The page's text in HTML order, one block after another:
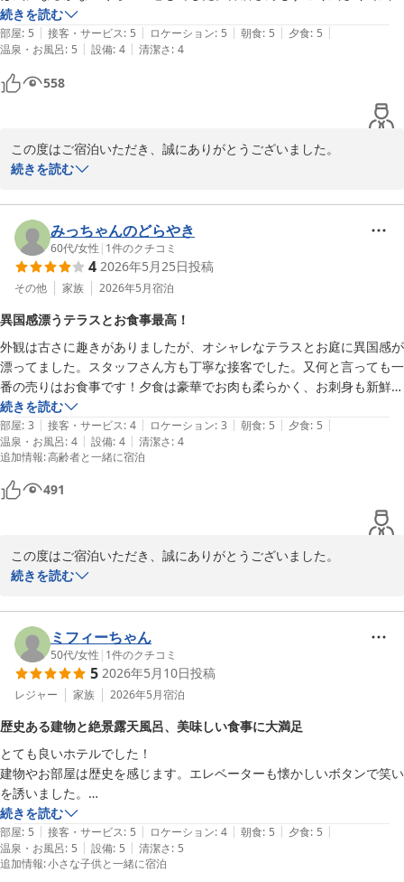
建物には歴史を感じる部分もございますが、その中でお部屋の清掃
についてお褒めいただき、終始リラックスしてお過ごしいただけた
とのお言葉は、清掃スタッフにとって大きな励みでございます。
ぜひまた季節を変えて、自然や温泉、お料理を楽しみにお越しくだ
伏尾温泉 不死王閣
かけて下さり、旅館！という感じでした。すこし古さも感じましたがそ
れも味だなと思えるとてもいいお宿でした＾＾
続きを読む
部屋: 5 | 接客・サービス: 5 | ロケーション: 5 | 朝食: 5 | 夕食: 5 |
温泉・お風呂: 5 | 設備: 4 | 清潔さ: 4
558
この度はご宿泊いただき、誠にありがとうございました。
部屋やお食事、露天風呂につきましてもご満足いただけたご様子
に、大変嬉しく存じます。
仲居の対応につきましても温かいお言葉を頂戴し、「旅館らしさ」
を感じていただけたこと、何より光栄でございます。
一方で、シャワー室につきましてはご期待に添えない部分があり申
し訳ございませんでした。いただいたご意見を今後の改善の参考と
させていただきます。
また、館内の歴史を感じる部分につきましても、「それも味」と温
かく受け止めていただき、大変ありがたく拝読いたしました。
これからも、昔ながらの温かさと快適さを感じていただける宿を目
指して努めてまいります。
スタッフ一同、心よりお待ち申し上げております。
伏尾温泉 不死王閣
続きを読む
みっちゃんのどらやき
60代/女性 | 1件のクチコミ
4 2026年5月25日投稿
その他 家族 2026年5月宿泊
異国感漂うテラスとお食事最高！
外観は古さに趣きがありましたが、オシャレなテラスとお庭に異国感が
漂ってました。スタッフさん方も丁寧な接客でした。又何と言っても一
番の売りはお食事です！夕食は豪華でお肉も柔らかく、お刺身も新鮮で
全て美味しく頂きました。翌朝の朝食バイキングも充実しており、特に
おにぎりがお気に入りで小ぶりで美味しいので何個頂いた事でしょう？
帰り際にホテル内で無人の朝一のお野菜を購入して帰りお安くてありが
たかったです。また是非今度は主人、娘達と訪れたいと思っておりま
す。
続きを読む
部屋: 3 | 接客・サービス: 4 | ロケーション: 3 | 朝食: 5 | 夕食: 5 |
温泉・お風呂: 4 | 設備: 4 | 清潔さ: 4
追加情報:高齢者と一緒に宿泊
491
この度はご宿泊いただき、誠にありがとうございました。
間もお楽しみいただけたとのこと、大変嬉しく拝読いたしました。
また、スタッフの接客につきましても温かいお言葉を頂戴し、心よ
り御礼申し上げます。
ございます。ご夕食のお肉や新鮮なお刺身、朝食バイキングまでご
満足いただき、特におにぎりをたくさん召し上がっていただけたと
のこと、スタッフ一同とても嬉しく存じます。
さらに、館内で販売しております朝採れ野菜までご利用いただき、
ありがとうございます。地元ならではの魅力も感じていただけまし
たら何よりでございます。
続きを読む
ミフィーちゃん
50代/女性 | 1件のクチコミ
5 2026年5月10日投稿
レジャー 家族 2026年5月宿泊
歴史ある建物と絶景露天風呂、美味しい食事に大満足
とても良いホテルでした！
建物やお部屋は歴史を感じます。エレベーターも懐かしいボタンで笑い
を誘いました。
しかしお掃除がどこもいき届いており、古さを大切にしているホテルだ
なと感じました。
お部屋の露天風呂は絶景で明るい時間に景色も楽しめました！
お食事もみなとても美味しく、目でも楽しませて頂きました。生ものが
続きを読む
部屋: 5 | 接客・サービス: 5 | ロケーション: 4 | 朝食: 5 | 夕食: 5 |
温泉・お風呂: 5 | 設備: 5 | 清潔さ: 5
追加情報:小さな子供と一緒に宿泊